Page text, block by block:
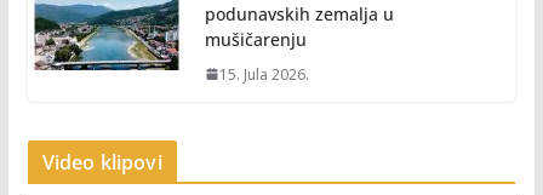
podunavskih zemalja u
mušičarenju
15. Jula 2026.
Video klipovi